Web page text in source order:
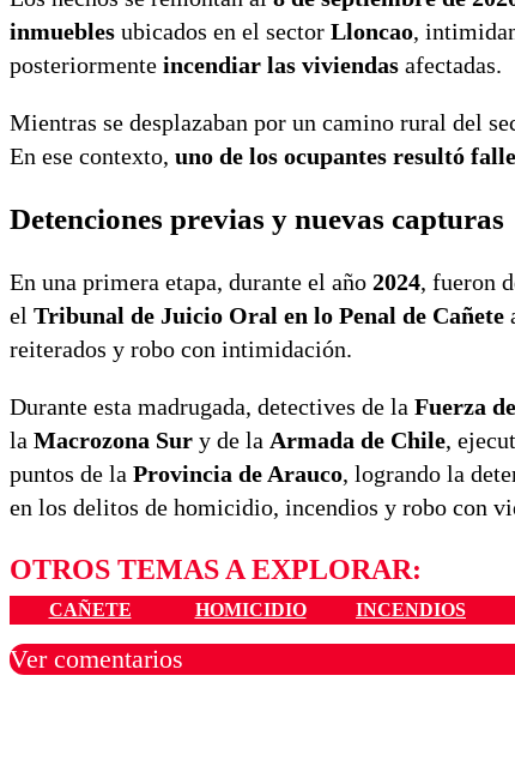
inmuebles ubicados en el sector Lloncao,
posteriormente incendiar las viviendas afectadas.
Mientras se desplazaban por un camino rural del
En ese contexto, uno de los ocupantes resultó
Detenciones previas y nuevas capturas
En una primera etapa, durante el año 2024, fueron
el Tribunal de Juicio Oral en lo Penal de Cañete
reiterados y robo con intimidación.
Durante esta madrugada, detectives de la Fuerza
la Macrozona Sur y de la Armada de Chile,
puntos de la Provincia de Arauco, logrando la
en los delitos de homicidio, incendios y robo con
OTROS TEMAS A EXPLORAR:
CAÑETE HOMICIDIO INCENDIOS
Ver comentarios